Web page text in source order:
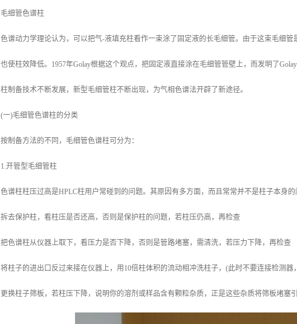
毛细管色谱柱
色谱动力学理论认为，可以把气-液填充柱看作一束涂了固定液的长毛细管。由于这束毛细
也使柱效降低。1957年Golay根据这个观点，把固定液直接涂在毛细管管壁上，而发明了
柱制备技术不断发展，新型毛细管柱不断出现，为气相色谱法开辟了新途径。
(一)毛细管色谱柱的分类
按制备方法的不同，毛细管色谱柱可分为：
1.开管型毛细管柱
色谱柱柱压过高是HPLC柱用户常碰到的问题。其原因有多方面，而且常常并不是柱子本身的
拆去保护柱，看柱压是否还高，否则是保护柱的问题，若柱压仍高，再检查
把色谱柱从仪器上取下，看压力是否下降，否则是管路堵塞，需清洗，若压力下降，再检查
将柱子的进出口反过来接在仪器上，用10倍柱体积的流动相冲洗柱子，(此时不要连接检测
更换柱子筛板，若柱压下降，说明你的溶剂或样品含有颗粒杂质，正是这些杂质将筛板堵塞